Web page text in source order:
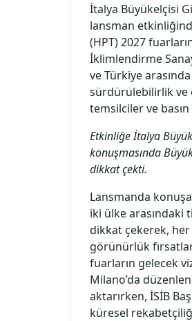
İtalya Büyükelçisi
lansman
(HPT) 2027
İklimlendirme
ve Türkiye
sürdürülebilirlik ve
temsilciler ve basın
Etkinliğe İtalya
konuşmasında
dikkat çekti.
Lansmanda
iki ülke
dikkat çekerek,
görünürlük
fuarların gelecek
Milano’da
aktarırken, İSİB
küresel